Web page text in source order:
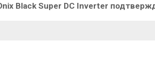
Black Super DC Inverter